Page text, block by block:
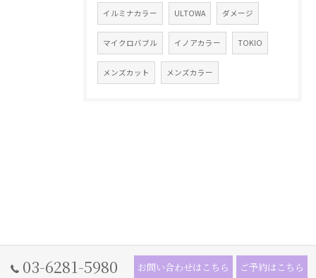
イルミナカラー ULTOWA ダメージ
マイクロバブル イノアカラー TOKIO
メンズカット メンズカラー
03-6281-5980 お問い合わせはこちら ご予約はこちら